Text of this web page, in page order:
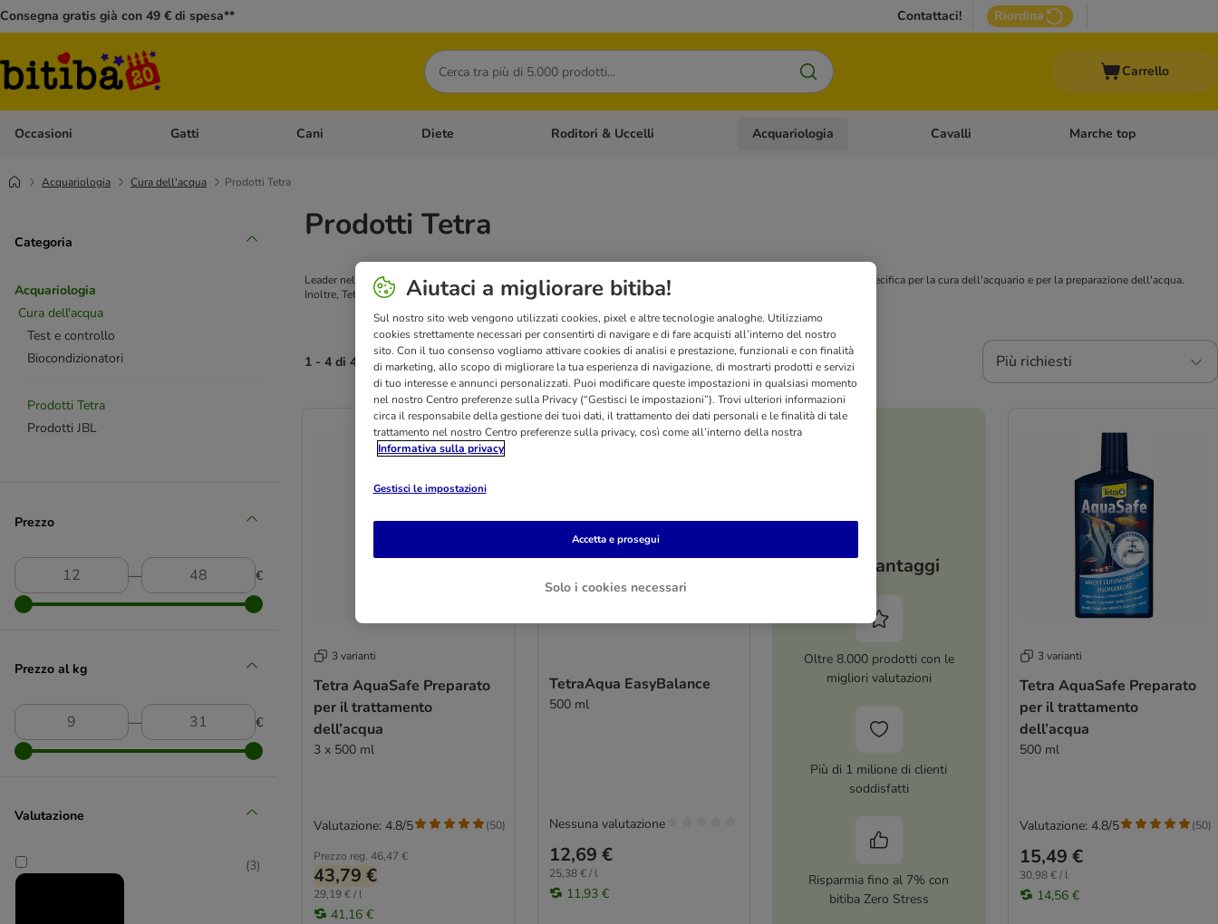
Consegna gratis già con 49 € di spesa** Contattaci! Riordina
Cerca
Carrello
Occasioni Apri Menù Categoria: Occasioni
Gatti Apri Menù Categoria: Gatti
Cani Apri Menù Categoria: Cani
Diete Apri Menù Categoria: Diete
Roditori & Uccelli Apri Menù Categoria: Roditori & Uccelli
Acquariologia Apri Menù Categoria: Acquariologia
Cavalli Apri Menù Categoria: Cavalli
Marche top
Acquariologia Cura dell'acqua Prodotti Tetra
Categoria
Acquariologia
Cura dell'acqua
Test e controllo
Biocondizionatori
Prodotti Tetra
Prodotti JBL
Prezzo
― €
Prezzo al kg
― €
Valutazione
(3)
Prodotti Tetra
Leader nel settore dell'acquaristica, Tetra mette a tua disposizione la sua sapienza in materia per offrirti una gamma specifica per la cura dell'acquario e per la preparazione dell'acqua.
Inoltre, Tetra dispone di test per le caratteristiche chimiche dell'acqua.
1 - 4 di 4 risultati Più richiesti
3 varianti
Tetra AquaSafe Preparato
per il trattamento
dell’acqua
3 x 500 ml
Prezzo reg. 46,47 €
43,79 €
29,19 € / l
41,16 €
Valutazione: 4.8/5 (50)
TetraAqua EasyBalance
500 ml
12,69 €
25,38 € / l
11,93 €
Nessuna valutazione
I tuoi vantaggi
Oltre 8.000 prodotti con le
migliori valutazioni
Più di 1 milione di clienti
soddisfatti
Risparmia fino al 7% con
bitiba Zero Stress
3 varianti
Tetra AquaSafe Preparato
per il trattamento
dell’acqua
500 ml
15,49 €
30,98 € / l
14,56 €
Valutazione: 4.8/5 (50)
Aiutaci a migliorare bitiba!
Sul nostro sito web vengono utilizzati cookies, pixel e altre tecnologie analoghe. Utilizziamo
cookies strettamente necessari per consentirti di navigare e di fare acquisti all’interno del nostro
sito. Con il tuo consenso vogliamo attivare cookies di analisi e prestazione, funzionali e con finalità
di marketing, allo scopo di migliorare la tua esperienza di navigazione, di mostrarti prodotti e servizi
di tuo interesse e annunci personalizzati. Puoi modificare queste impostazioni in qualsiasi momento
nel nostro Centro preferenze sulla Privacy (“Gestisci le impostazioni”). Trovi ulteriori informazioni
circa il responsabile della gestione dei tuoi dati, il trattamento dei dati personali e le finalità di tale
trattamento nel nostro Centro preferenze sulla privacy, così come all’interno della nostra
Informativa sulla privacy
Gestisci le impostazioni
Solo i cookies necessari
Accetta e prosegui